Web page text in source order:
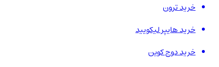
خرید ترون
خرید هایپر لیکویید
خرید دوج کوین